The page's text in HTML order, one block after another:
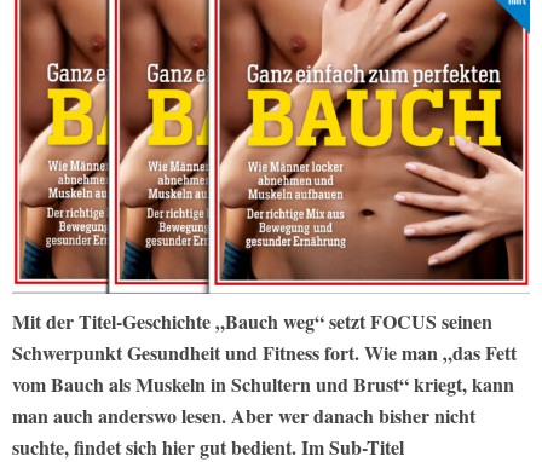
Mit der Titel-Geschichte „Bauch weg“ setzt FOCUS seinen
Schwerpunkt Gesundheit und Fitness fort. Wie man „das Fett
vom Bauch als Muskeln in Schultern und Brust“ kriegt, kann
man auch anderswo lesen. Aber wer danach bisher nicht
suchte, findet sich hier gut bedient. Im Sub-Titel